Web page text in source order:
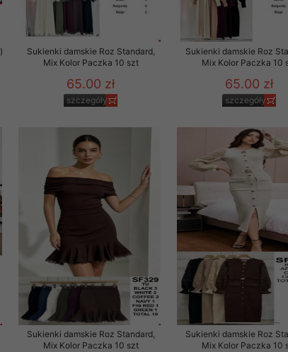
Sukienki damskie Roz Standard,
Mix Kolor Paczka 10 szt
65.00 zł
szczegóły
Sukienki damskie Roz
Mix Kolor Paczka 10
65.00 zł
szczegóły
Sukienki damskie Roz Standard,
Mix Kolor Paczka 10 szt
Sukienki damskie Roz
Mix Kolor Paczka 10